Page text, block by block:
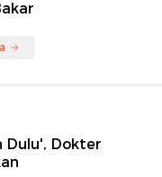
Dulu', Dokter